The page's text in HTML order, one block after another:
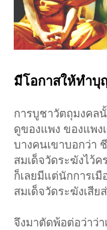
มีโอกาสให้ทำบุ
การบูชาวัตถุมงคลนั้
ดูของแพง ของแพง
บางคนเขาบอกว่า
สมเด็จวัดระฆังไว้ค
ก็เลยมีแต่นักการเ
สมเด็จวัดระฆังเสีย
จึงมาตัดพ้อต่อว่าว่